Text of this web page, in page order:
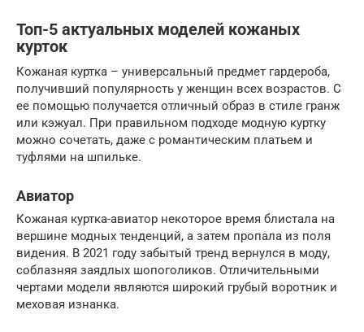
Топ-5 актуальных моделей кожаных
курток
Кожаная куртка – универсальный предмет гардероба,
получивший популярность у женщин всех возрастов. С
ее помощью получается отличный образ в стиле гранж
или кэжуал. При правильном подходе модную куртку
можно сочетать, даже с романтическим платьем и
туфлями на шпильке.
Авиатор
Кожаная куртка-авиатор некоторое время блистала на
вершине модных тенденций, а затем пропала из поля
видения. В 2021 году забытый тренд вернулся в моду,
соблазняя заядлых шопоголиков. Отличительными
чертами модели являются широкий грубый воротник и
меховая изнанка.